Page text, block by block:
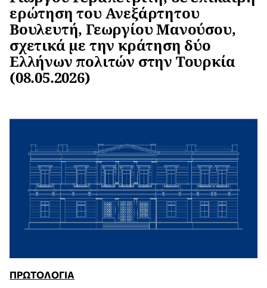
ερώτηση του Ανεξάρτητου
Βουλευτή, Γεωργίου Μανούσου,
σχετικά με την κράτηση δύο
Ελλήνων πολιτών στην Τουρκία
(08.05.2026)
ΠΡΩΤΟΛΟΓΙΑ